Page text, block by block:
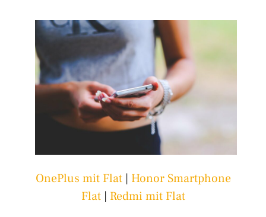
OnePlus mit Flat| Honor Smartphone
Flat| Redmi mit Flat